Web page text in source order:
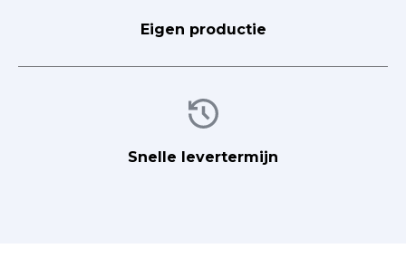
Eigen productie
Afbeelding
Snelle levertermijn